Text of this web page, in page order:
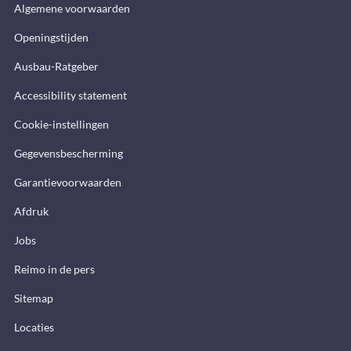
Algemene voorwaarden
Openingstijden
Ausbau-Ratgeber
Accessibility statement
Cookie-instellingen
Gegevensbescherming
Garantievoorwaarden
Afdruk
Jobs
Reimo in de pers
Sitemap
Locaties